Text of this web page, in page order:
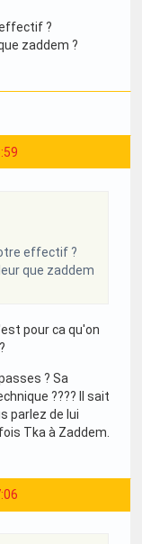
?
zaddem ?
effectif ?
que zaddem
pour ca qu'on
? Sa
???? Il sait
parlez de lui
Tka à Zaddem.